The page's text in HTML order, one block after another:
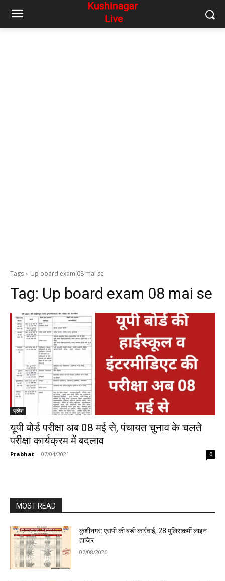
Tags Up board exam 08 mai se
Tag: Up board exam 08 mai se
प्रदेश
यूपी बोर्ड परीक्षा अब 08 मई से, पंचायत चुनाव के चलते
परीक्षा कार्यक्रम में बदलाव
Prabhat - 07/04/2021 0
MOST READ
कुशीनगर: एसपी की बड़ी कार्रवाई, 28 पुलिसकर्मी लाइन
हाजिर
07/08/2026